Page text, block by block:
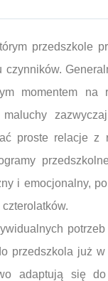
przedszkole
momentem na
proste relacje
i emocjonalny,
przedszkola już
adaptują się